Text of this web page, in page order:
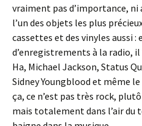
vraiment pas d’importance, ni
l’un des objets les plus
cassettes et des vinyles aussi
d’enregistrements à la radio,
Ha, Michael Jackson, Status
Sidney Youngblood et même
ça, ce n’est pas très rock,
mais totalement dans l’air du